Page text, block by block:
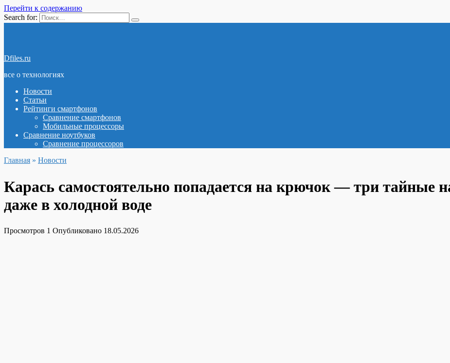
Перейти к содержанию
Search for:
Dfiles.ru
все о технологиях
Новости
Статьи
Рейтинги смартфонов
Сравнение смартфонов
Мобильные процессоры
Сравнение ноутбуков
Сравнение процессоров
Главная » Новости
Карась самостоятельно попадается на крючок — три тайные
даже в холодной воде
Просмотров 1 Опубликовано 18.05.2026